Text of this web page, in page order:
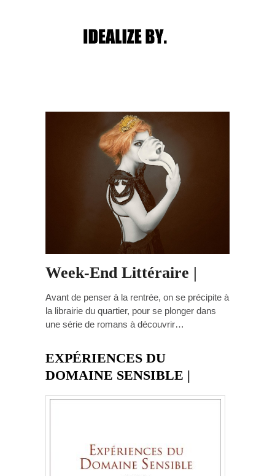
Week-End Littéraire |
Avant de penser à la rentrée, on se précipite à
la librairie du quartier, pour se plonger dans
une série de romans à découvrir…
EXPÉRIENCES DU
DOMAINE SENSIBLE |